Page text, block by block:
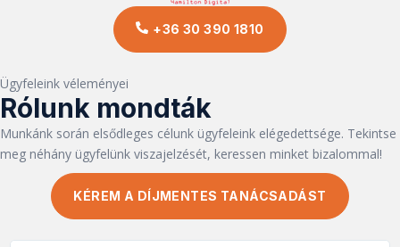
+36 30 390 1810
Ügyfeleink véleményei
Rólunk mondták
Munkánk során elsődleges célunk ügyfeleink elégedettsége. Tekintse
meg néhány ügyfelünk viszajelzését, keressen minket bizalommal!
KÉREM A DÍJMENTES TANÁCSADÁST